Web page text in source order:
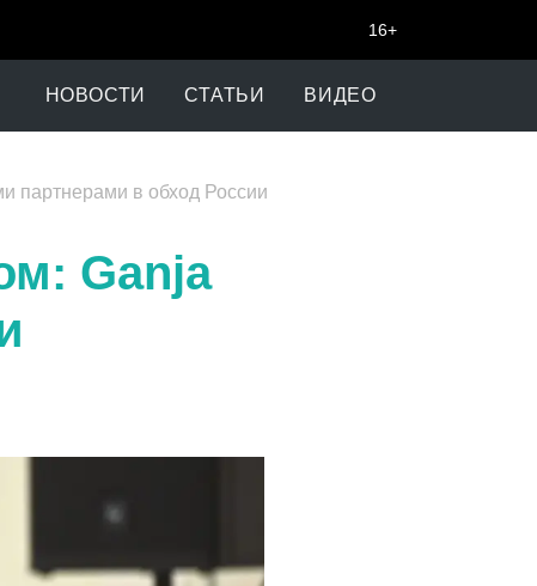
16+
НОВОСТИ СТАТЬИ ВИДЕО
партнерами в обход России
Ganja